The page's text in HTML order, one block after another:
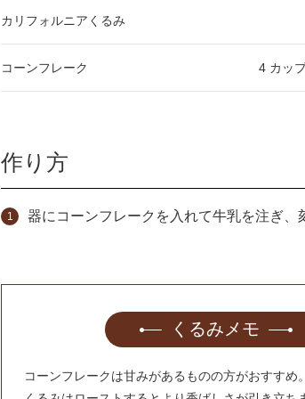
カリフォルニアくるみ
コーンフレーク 4 カッ
作り方
器にコーンフレークを入れて牛乳を注ぎ、
くるみメモ
コーンフレークは甘みがあるものの方がおすすめ。